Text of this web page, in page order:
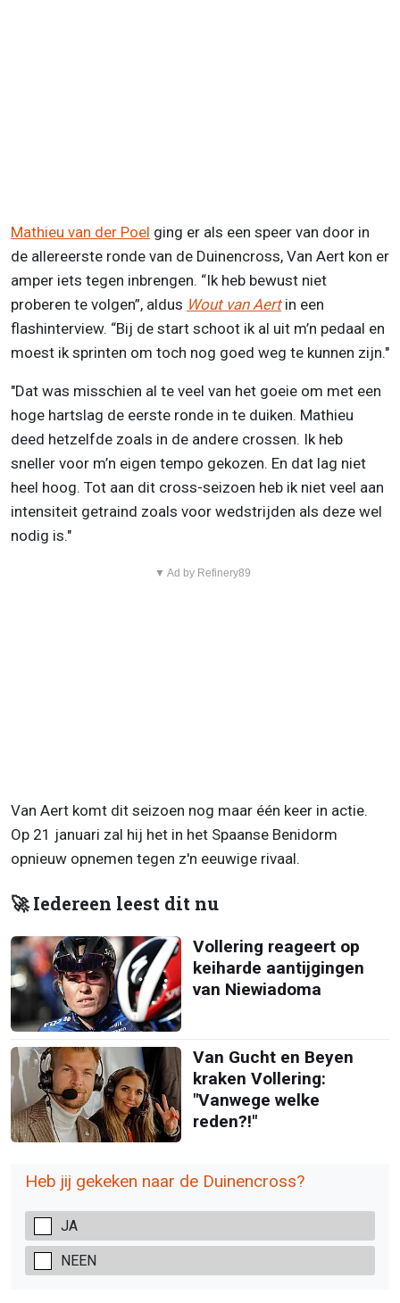
Mathieu van der Poel ging er als een speer van door in
de allereerste ronde van de Duinencross, Van Aert kon er
amper iets tegen inbrengen. “Ik heb bewust niet
proberen te volgen”, aldus Wout van Aert in een
flashinterview. “Bij de start schoot ik al uit m’n pedaal en
moest ik sprinten om toch nog goed weg te kunnen zijn."
"Dat was misschien al te veel van het goeie om met een
hoge hartslag de eerste ronde in te duiken. Mathieu
deed hetzelfde zoals in de andere crossen. Ik heb
sneller voor m’n eigen tempo gekozen. En dat lag niet
heel hoog. Tot aan dit cross-seizoen heb ik niet veel aan
intensiteit getraind zoals voor wedstrijden als deze wel
nodig is."
▼ Ad by Refinery89
Van Aert komt dit seizoen nog maar één keer in actie.
Op 21 januari zal hij het in het Spaanse Benidorm
opnieuw opnemen tegen z'n eeuwige rivaal.
🚀 Iedereen leest dit nu
Vollering reageert op
keiharde aantijgingen
van Niewiadoma
Van Gucht en Beyen
kraken Vollering:
"Vanwege welke
reden?!"
Heb jij gekeken naar de Duinencross?
JA
NEEN